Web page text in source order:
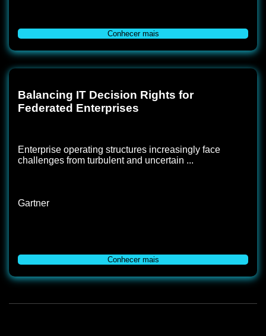
Conhecer mais
Balancing IT Decision Rights for
Federated Enterprises
Enterprise operating structures increasingly face
challenges from turbulent and uncertain ...
Gartner
Conhecer mais